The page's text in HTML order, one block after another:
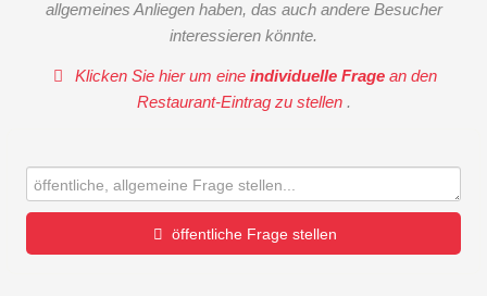
allgemeines Anliegen haben, das auch andere Besucher
interessieren könnte.
Klicken Sie hier um eineindividuelle Frage an den
Restaurant-Eintrag zu stellen .
öffentliche Frage stellen